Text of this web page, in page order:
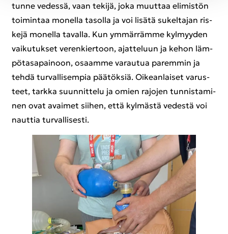
tunne ve­des­sä, vaan te­ki­jä, joka muut­taa eli­mis­tön
toi­min­taa mo­nel­la ta­sol­la ja voi li­sä­tä su­kel­ta­jan ris­
ke­jä mo­nel­la ta­val­la. Kun ym­mär­räm­me kyl­myy­den
vai­ku­tuk­set ve­ren­kier­toon, ajat­te­luun ja kehon läm­
pö­ta­sa­pai­noon, osaam­me va­rau­tua pa­rem­min ja
tehdä tur­val­li­sem­pia pää­tök­siä. Oi­kean­lai­set va­rus­
teet, tark­ka suun­nit­te­lu ja omien ra­jo­jen tun­nis­ta­mi­
nen ovat avai­met sii­hen, että kyl­mäs­tä ve­des­tä voi
naut­tia tur­val­li­ses­ti.